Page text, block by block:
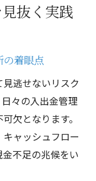
出の特徴
化の防止法
の基本
り管理の要点
断の実際
断ポイント
テップ解説
務診断の基礎
抜く実践
の着眼点
逃せないリスク
々の入出金管理
欠となります。
ャッシュフロー
不足の兆候をい